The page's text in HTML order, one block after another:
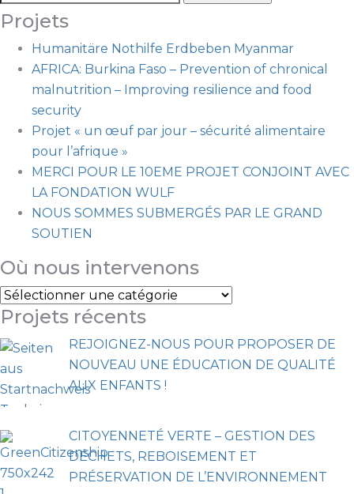
Projets
Humanitäre Nothilfe Erdbeben Myanmar
AFRICA: Burkina Faso – Prevention of chronical
malnutrition – Improving resilience and food
security
Projet « un œuf par jour – sécurité alimentaire
pour l’afrique »
MERCI POUR LE 10EME PROJET CONJOINT AVEC
LA FONDATION WULF
NOUS SOMMES SUBMERGÉS PAR LE GRAND
SOUTIEN
Où nous intervenons
Projets récents
REJOIGNEZ-NOUS POUR PROPOSER DE
NOUVEAU UNE ÉDUCATION DE QUALITÉ
AUX ENFANTS !
CITOYENNETÉ VERTE – GESTION DES
DÉCHETS, REBOISEMENT ET
PRÉSERVATION DE L’ENVIRONNEMENT